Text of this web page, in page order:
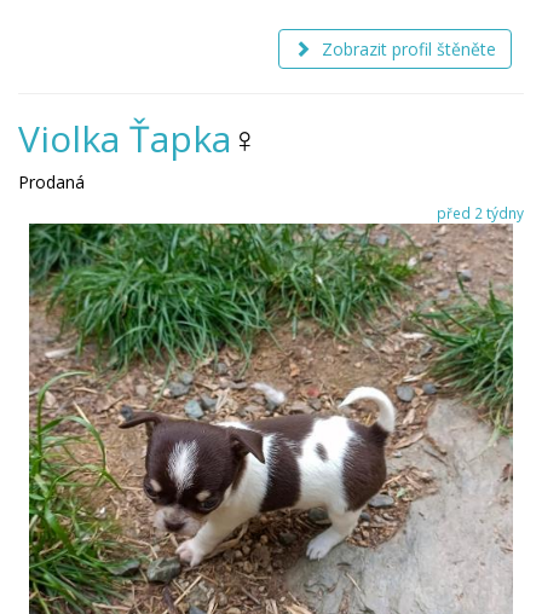
Zobrazit profil štěněte
Violka Ťapka ♀
před 2 týdny
Prodaná